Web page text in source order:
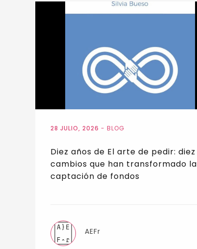
28 JULIO, 2026 - BLOG
Diez años de El arte de pedir: diez
cambios que han transformado la
captación de fondos
AEFr